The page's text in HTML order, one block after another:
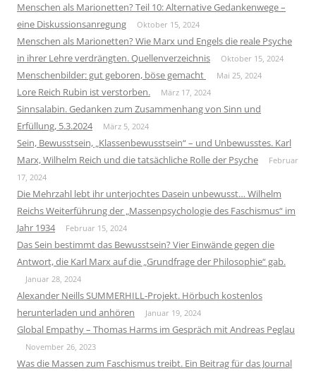
Menschen als Marionetten? Teil 10: Alternative Gedankenwege –
eine Diskussionsanregung
Oktober 15, 2024
Menschen als Marionetten? Wie Marx und Engels die reale Psyche
in ihrer Lehre verdrängten. Quellenverzeichnis
Oktober 15, 2024
Menschenbilder: gut geboren, böse gemacht Mai 25, 2024
Lore Reich Rubin ist verstorben. März 17, 2024
Sinnsalabin. Gedanken zum Zusammenhang von Sinn und
Erfüllung, 5.3.2024
März 5, 2024
Sein, Bewusstsein, „Klassenbewusstsein“ – und Unbewusstes. Karl
Marx, Wilhelm Reich und die tatsächliche Rolle der Psyche
Februar
17, 2024
Die Mehrzahl lebt ihr unterjochtes Dasein unbewusst… Wilhelm
Reichs Weiterführung der „Massenpsychologie des Faschismus“ im
Jahr 1934
Februar 15, 2024
Das Sein bestimmt das Bewusstsein? Vier Einwände gegen die
Antwort, die Karl Marx auf die „Grundfrage der Philosophie“ gab.
Januar 28, 2024
Alexander Neills SUMMERHILL-Projekt. Hörbuch kostenlos
herunterladen und anhören
Januar 19, 2024
Global Empathy – Thomas Harms im Gespräch mit Andreas Peglau
November 26, 2023
Was die Massen zum Faschismus treibt. Ein Beitrag für das Journal